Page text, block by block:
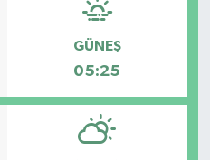
GÜNEŞ
05:25